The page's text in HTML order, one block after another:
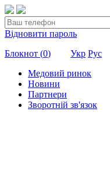
Відновити пароль
Блокнот (0) Укр Рус
Медовий ринок
Новини
Партнери
Зворотній зв'язок